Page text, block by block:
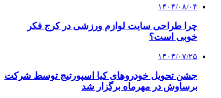
۱۴۰۴/۰۸/۰۴
چرا طراحی سایت لوازم ورزشی در کرج فکر
خوبی است؟
۱۴۰۴/۰۷/۲۵
جشن تحویل خودروهای کیا اسپورتیج توسط شرکت
برساوش در مهرماه برگزار شد